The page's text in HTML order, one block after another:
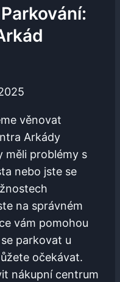
věnovat
Arkády
měli⁢ problémy s
nebo jste se
na správném
vám pomohou
parkovat u
očekávat.⁣
nákupní⁢ centrum